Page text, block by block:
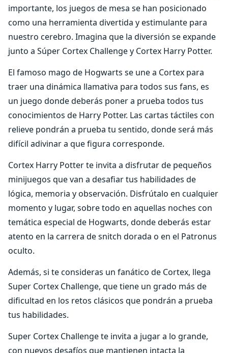
importante, los juegos de mesa se han posicionado
como una herramienta divertida y estimulante para
nuestro cerebro. Imagina que la diversión se expande
junto a Súper Cortex Challenge y Cortex Harry Potter.
El famoso mago de Hogwarts se une a Cortex para
traer una dinámica llamativa para todos sus fans, es
un juego donde deberás poner a prueba todos tus
conocimientos de Harry Potter. Las cartas táctiles con
relieve pondrán a prueba tu sentido, donde será más
difícil adivinar a que figura corresponde.
Cortex Harry Potter te invita a disfrutar de pequeños
minijuegos que van a desafiar tus habilidades de
lógica, memoria y observación. Disfrútalo en cualquier
momento y lugar, sobre todo en aquellas noches con
temática especial de Hogwarts, donde deberás estar
atento en la carrera de snitch dorada o en el Patronus
oculto.
Además, si te consideras un fanático de Cortex, llega
Super Cortex Challenge, que tiene un grado más de
dificultad en los retos clásicos que pondrán a prueba
tus habilidades.
Super Cortex Challenge te invita a jugar a lo grande,
con nuevos desafíos que mantienen intacta la